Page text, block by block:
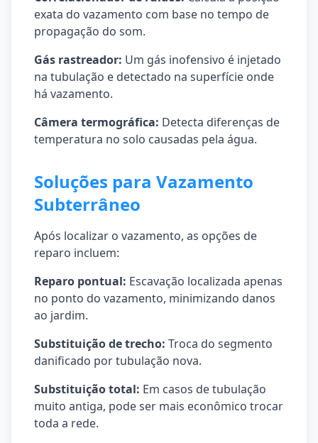
exata do vazamento com base no tempo de
propagação do som.
Gás rastreador: Um gás inofensivo é injetado
na tubulação e detectado na superfície onde
há vazamento.
Câmera termográfica: Detecta diferenças de
temperatura no solo causadas pela água.
Soluções para Vazamento
Subterrâneo
Após localizar o vazamento, as opções de
reparo incluem:
Reparo pontual: Escavação localizada apenas
no ponto do vazamento, minimizando danos
ao jardim.
Substituição de trecho: Troca do segmento
danificado por tubulação nova.
Substituição total: Em casos de tubulação
muito antiga, pode ser mais econômico trocar
toda a rede.